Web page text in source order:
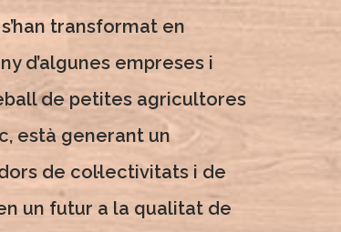
transformat en
d’algunes empreses i
de petites agricultores
està generant un
de col·lectivitats i de
un futur a la qualitat de